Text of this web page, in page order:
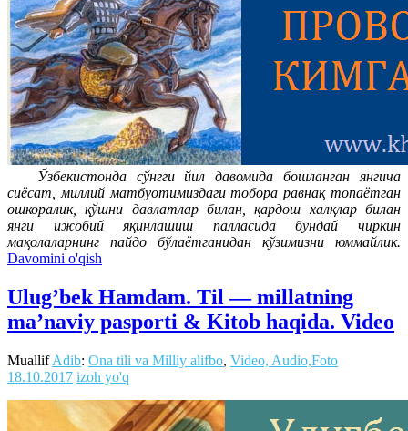
Ўзбекистонда сўнгги йил давомида бошланган янгича
сиёсат, миллий матбуотимиздаги тобора равнақ топаётган
ошкоралик, қўшни давлатлар билан, қардош халқлар билан
янги ижобий яқинлашиш палласида бундай чиркин
мақолаларнинг пайдо бўлаётганидан кўзимизни юммайлик.
Davomini o'qish
Ulug’bek Hamdam. Til — millatning
ma’naviy pasporti & Kitob haqida. Video
MuallifAdib: Ona tili va Milliy alifbo, Video, Audio,Foto
18.10.2017 izoh yo'q